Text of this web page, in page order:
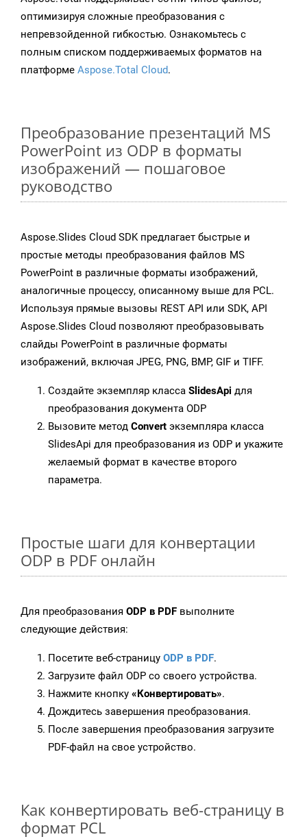
оптимизируя сложные преобразования с
непревзойденной гибкостью. Ознакомьтесь с
полным списком поддерживаемых форматов на
платформе Aspose.Total Cloud.
Преобразование презентаций MS
PowerPoint из ODP в форматы
изображений — пошаговое
руководство
Aspose.Slides Cloud SDK предлагает быстрые и
простые методы преобразования файлов MS
PowerPoint в различные форматы изображений,
аналогичные процессу, описанному выше для PCL.
Используя прямые вызовы REST API или SDK, API
Aspose.Slides Cloud позволяют преобразовывать
слайды PowerPoint в различные форматы
изображений, включая JPEG, PNG, BMP, GIF и TIFF.
Создайте экземпляр класса SlidesApi для
преобразования документа ODP
Вызовите метод Convert экземпляра класса
SlidesApi для преобразования из ODP и укажите
желаемый формат в качестве второго
параметра.
Простые шаги для конвертации
ODP в PDF онлайн
Для преобразования ODP в PDF выполните
следующие действия:
Посетите веб-страницу ODP в PDF.
Загрузите файл ODP со своего устройства.
Нажмите кнопку «Конвертировать».
Дождитесь завершения преобразования.
После завершения преобразования загрузите
PDF-файл на свое устройство.
Как конвертировать веб-страницу в
формат PCL